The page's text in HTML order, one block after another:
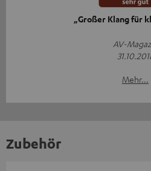
„Großer Klang für
AV-
Mehr...
Zubehör